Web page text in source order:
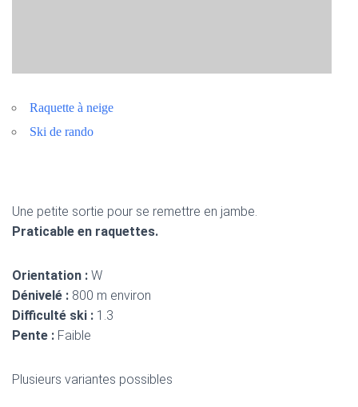
Raquette à neige
Ski de rando
Une petite sortie pour se remettre en jambe.
Praticable en raquettes.
Orientation : W
Dénivelé : 800 m environ
Difficulté ski : 1.3
Pente : Faible
Plusieurs variantes possibles